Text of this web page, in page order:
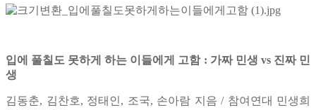
입에 풀칠도 못하게 하는 이들에게 고함 : 가짜 민생 vs 진짜 민
생
김동춘, 김찬호, 정태인, 조국, 손아람 지음 / 참여연대 민생희